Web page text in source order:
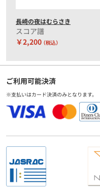
長崎の夜はむらさき
スコア譜
￥2,200（税込）
ご利用可能決済
※支払いはカード決済のみとなります。